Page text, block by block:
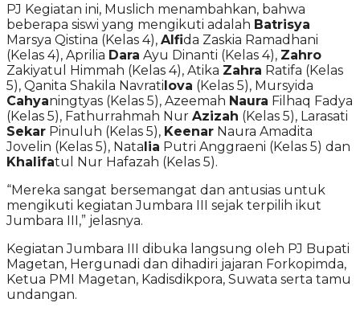
PJ Kegiatan ini, Muslich menambahkan, bahwa
beberapa siswi yang mengikuti adalah Batrisya
Marsya Qistina (Kelas 4), Alfida Zaskia Ramadhani
(Kelas 4), Aprilia Dara Ayu Dinanti (Kelas 4), Zahro
Zakiyatul Himmah (Kelas 4), Atika Zahra Ratifa (Kelas
5), Qanita Shakila Navratilova (Kelas 5), Mursyida
Cahyaningtyas (Kelas 5), Azeemah Naura Filhaq Fadya
(Kelas 5), Fathurrahmah Nur Azizah (Kelas 5), Larasati
Sekar Pinuluh (Kelas 5), Keenar Naura Amadita
Jovelin (Kelas 5), Natalia Putri Anggraeni (Kelas 5) dan
Khalifatul Nur Hafazah (Kelas 5).
“Mereka sangat bersemangat dan antusias untuk
mengikuti kegiatan Jumbara III sejak terpilih ikut
Jumbara III,” jelasnya.
Kegiatan Jumbara III dibuka langsung oleh PJ Bupati
Magetan, Hergunadi dan dihadiri jajaran Forkopimda,
Ketua PMI Magetan, Kadisdikpora, Suwata serta tamu
undangan.